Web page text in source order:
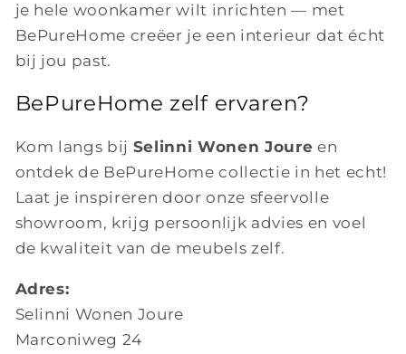
je hele woonkamer wilt inrichten — met
BePureHome creëer je een interieur dat écht
bij jou past.
BePureHome zelf ervaren?
Kom langs bij Selinni Wonen Joure en
ontdek de BePureHome collectie in het echt!
Laat je inspireren door onze sfeervolle
showroom, krijg persoonlijk advies en voel
de kwaliteit van de meubels zelf.
Adres:
Selinni Wonen Joure
Marconiweg 24